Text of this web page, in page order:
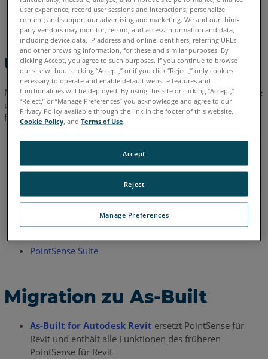
Lizenzierung
Siehe
auch
Deutsch Englisch
Überblick
Mit der Veröffentlichung von As-Built™ for AutoCAD®Software
und As-Built™ for Autodesk Revit®2018 kündigt FARO®
folgenden FARO Autodesk Anwendungen ab:
PointSense für Revit
PointSense für AutoCAD(alle Produkte dieser Familie)
für AutoCAD
für AutoCAD (alle Produkte dieser Familie)
hylasFM/MonuMapfür AutoCAD
PointSense Suite
Migration zu As-Built
As-Built for Autodesk Revit ersetzt PointSense für
Revit und enthält alle Funktionen des früheren
PointSense für Revit
user experience; record user sessions and interactions; personalize
content; and support our advertising and marketing. We and our third-
party vendors may monitor, record, and access information and data,
including device data, IP address and online identifiers, referring URLs
and other browsing information, for these and similar purposes. By
clicking Accept, you agree to such purposes. If you continue to browse
our site without clicking “Accept,” or if you click “Reject,” only cookies
necessary to operate and enable default website features and
functionalities will be deployed. By using this site or clicking “Accept,”
“Reject,” or “Manage Preferences” you acknowledge and agree to our
Privacy Policy available through the link in the footer of this website,
Cookie Policy , andTerms of Use.
Manage Preferences
Reject
Accept